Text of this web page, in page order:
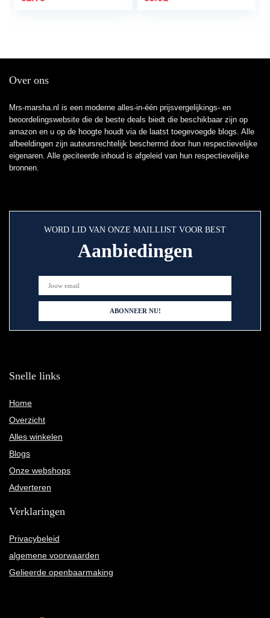
Over ons
Mrs-marsha.nl is een moderne alles-in-één prijsvergelijkings- en
beoordelingswebsite die de beste deals biedt die beschikbaar zijn op
amazon en u op de hoogte houdt via de laatst toegevoegde blogs. Alle
afbeeldingen zijn auteursrechtelijk beschermd door hun respectievelijke
eigenaren. Alle geciteerde inhoud is afgeleid van hun respectievelijke
bronnen.
WORD LID VAN ONZE MAILLIJST VOOR BEST
Aanbiedingen
Snelle links
Home
Overzicht
Alles winkelen
Blogs
Onze webshops
Adverteren
Verklaringen
Privacybeleid
algemene voorwaarden
Gelieerde openbaarmaking